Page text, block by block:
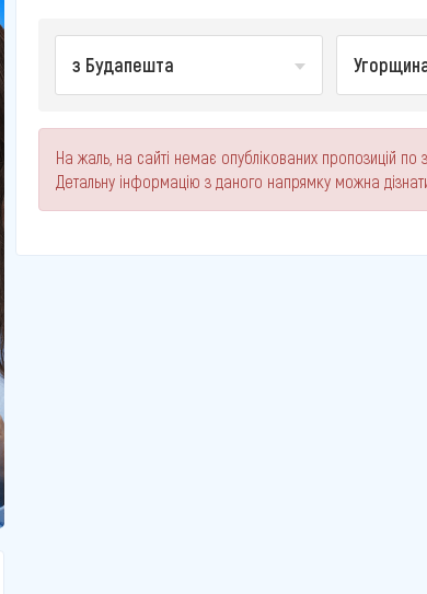
з Будапешта
На жаль, на сайті немає опублікованих пропозицій
Детальну інформацію з даного напрямку можна